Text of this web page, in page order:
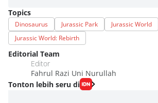
Topics
Dinosaurus Jurassic Park
Jurassic World
Jurassic World: Rebirth
Editorial Team
Editor
Fahrul Razi Uni Nurullah
Tonton lebih seru di